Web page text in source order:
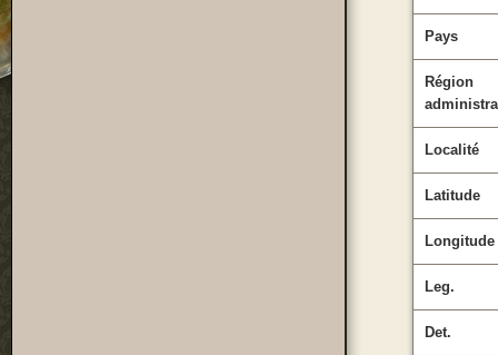
Pays
Région
Localité
Latitude
Longitude
Leg.
Det.